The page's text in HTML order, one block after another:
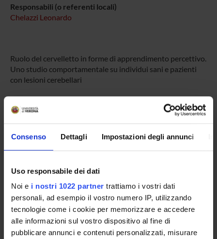
Consenso Dettagli Impostazioni degli annunci
Uso responsabile dei dati
Noi e i nostri 1022 partner trattiamo i vostri dati
personali, ad esempio il vostro numero IP, utilizzando
tecnologie come i cookie per memorizzare e accedere
alle informazioni sul vostro dispositivo al fine di
pubblicare annunci e contenuti personalizzati, misurare
Responsabili (o referenti locali)
Chelazzi Leonardo
Ruolo del cervelletto in forme di apprendimento percettivo.
Uno studio comportamentale su individui sani e pazienti
con lesioni cerebellari
PARTECIPANTI AL PROGETTO
Professore ordinario
Antonio Fiaschi
Ashkan Golzar
Michele Tinazzi
Professore ordinario